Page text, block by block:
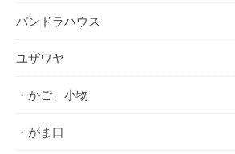
パンドラハウス
ユザワヤ
・かご、小物
・がま口